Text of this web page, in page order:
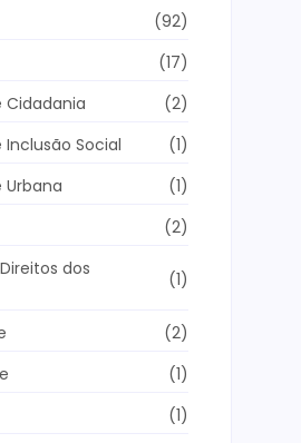
(92)
(17)
(2)
Social
(1)
(1)
(2)
dos
(1)
(2)
(1)
(1)